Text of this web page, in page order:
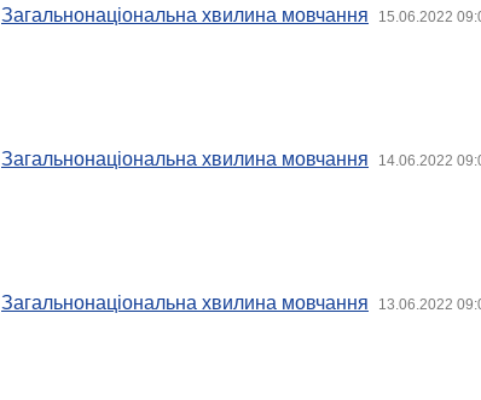
Загальнонаціональна хвилина мовчання 15.06.2022
Загальнонаціональна хвилина мовчання 14.06.2022
Загальнонаціональна хвилина мовчання 13.06.2022